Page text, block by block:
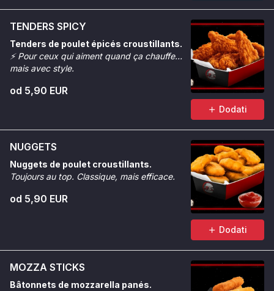
TENDERS SPICY
Tenders de poulet épicés croustillants.
⚡ Pour ceux qui aiment quand ça chauffe…
mais avec style.
od 5,90 EUR
Dodati
NUGGETS
Nuggets de poulet croustillants.
Toujours au top. Classique, mais efficace.
od 5,90 EUR
Dodati
MOZZA STICKS
Bâtonnets de mozzarella panés.